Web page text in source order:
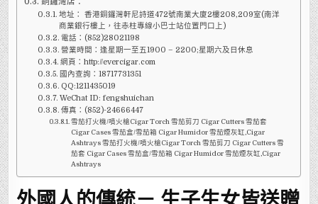
地址： 香港銅鑼灣軒尼詩道472號南業大廈2樓208,209室(南洋
商業銀行樓上，往赤柱專線小巴士站位置門口上)
電話：(852)28021198
營業時間：逢星期一至五1900 – 2200;星期六及日休息
網頁：http://evercigar.com
國內查詢：18717731351
QQ:1211435019
WeChat ID: fengshuichan
傳真：(852)-24666447
雪茄打火機/噴火槍Cigar Torch 雪茄剪刀 Cigar Cutters 雪茄套
Cigar Cases 雪茄盒/雪茄箱 Cigar Humidor 雪茄煙灰缸,Cigar
Ashtrays 雪茄打火機/噴火槍Cigar Torch 雪茄剪刀 Cigar Cutters 雪
茄套 Cigar Cases 雪茄盒/雪茄箱 Cigar Humidor 雪茄煙灰缸,Cigar
Ashtrays